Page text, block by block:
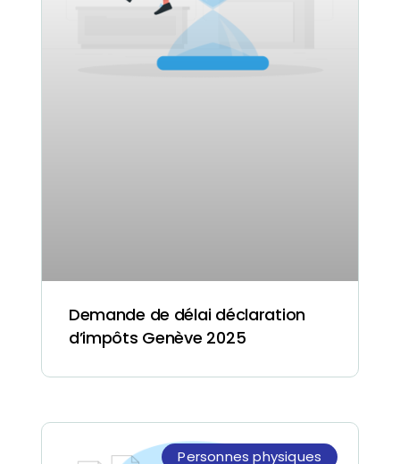
Demande de délai déclaration
d’impôts Genève 2025
Personnes physiques